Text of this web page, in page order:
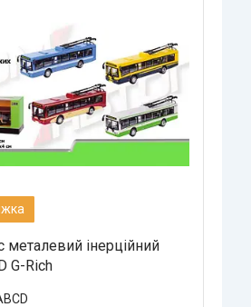
металевий інерційний
G-Rich